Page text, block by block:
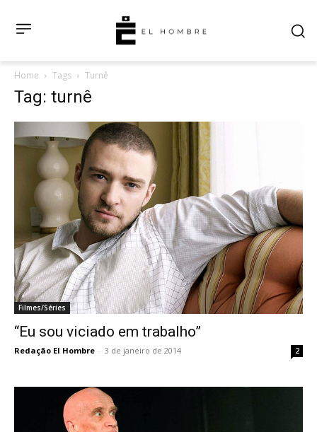
Home Tags Turnê
Tag: turnê
Filmes/Séries
“Eu sou viciado em trabalho”
Redação El Hombre - 3 de janeiro de 2014 2